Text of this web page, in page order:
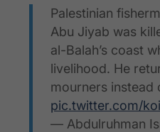
Palestinian
Abu Jiyab was
al-Balah’s coast
livelihood. He
mourners instead
pic.twitter.com/
— Abdulruhman